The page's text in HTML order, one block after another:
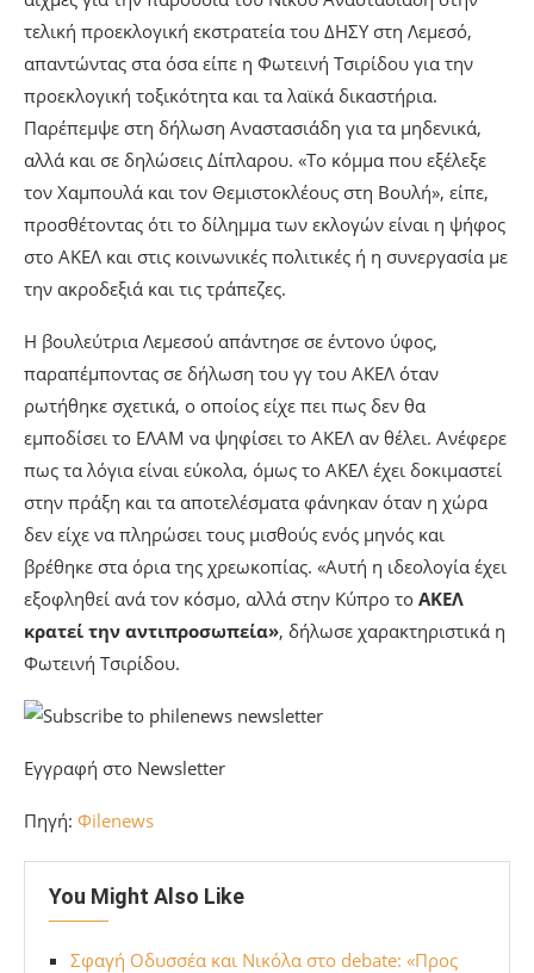
τελική προεκλογική εκστρατεία του ΔΗΣΥ στη Λεμεσό,
απαντώντας στα όσα είπε η Φωτεινή Τσιρίδου για την
προεκλογική τοξικότητα και τα λαϊκά δικαστήρια.
Παρέπεμψε στη δήλωση Αναστασιάδη για τα μηδενικά,
αλλά και σε δηλώσεις Δίπλαρου. «Το κόμμα που εξέλεξε
τον Χαμπουλά και τον Θεμιστοκλέους στη Βουλή», είπε,
προσθέτοντας ότι το δίλημμα των εκλογών είναι η ψήφος
στο ΑΚΕΛ και στις κοινωνικές πολιτικές ή η συνεργασία με
την ακροδεξιά και τις τράπεζες.
Η βουλεύτρια Λεμεσού απάντησε σε έντονο ύφος,
παραπέμποντας σε δήλωση του γγ του ΑΚΕΛ όταν
ρωτήθηκε σχετικά, ο οποίος είχε πει πως δεν θα
εμποδίσει το ΕΛΑΜ να ψηφίσει το ΑΚΕΛ αν θέλει. Ανέφερε
πως τα λόγια είναι εύκολα, όμως το ΑΚΕΛ έχει δοκιμαστεί
στην πράξη και τα αποτελέσματα φάνηκαν όταν η χώρα
δεν είχε να πληρώσει τους μισθούς ενός μηνός και
βρέθηκε στα όρια της χρεωκοπίας. «Αυτή η ιδεολογία έχει
εξοφληθεί ανά τον κόσμο, αλλά στην Κύπρο το ΑΚΕΛ
κρατεί την αντιπροσωπεία», δήλωσε χαρακτηριστικά η
Φωτεινή Τσιρίδου.
Εγγραφή στο Newsletter
Πηγή: Φilenews
You Might Also Like
Σφαγή Οδυσσέα και Νικόλα στο debate: «Προς